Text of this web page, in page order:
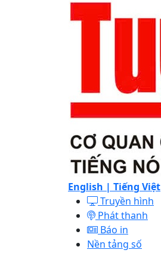
English | Tiếng Việt
Truyền hình
Phát thanh
Báo in
Nền tảng số